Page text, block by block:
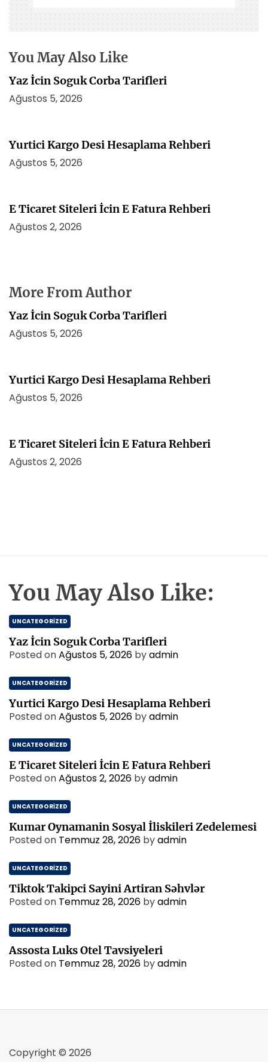
e
s
You May Also Like
Yaz İcin Soguk Corba Tarifleri
Ağustos 5, 2026
Yurtici Kargo Desi Hesaplama Rehberi
Ağustos 5, 2026
E Ticaret Siteleri İcin E Fatura Rehberi
Ağustos 2, 2026
More From Author
Yaz İcin Soguk Corba Tarifleri
Ağustos 5, 2026
Yurtici Kargo Desi Hesaplama Rehberi
Ağustos 5, 2026
E Ticaret Siteleri İcin E Fatura Rehberi
Ağustos 2, 2026
You May Also Like:
UNCATEGORIZED
Yaz İcin Soguk Corba Tarifleri
Posted onAğustos 5, 2026 byadmin
UNCATEGORIZED
Yurtici Kargo Desi Hesaplama Rehberi
Posted onAğustos 5, 2026 byadmin
UNCATEGORIZED
E Ticaret Siteleri İcin E Fatura Rehberi
Posted onAğustos 2, 2026 byadmin
UNCATEGORIZED
Kumar Oynamanin Sosyal İliskileri Zedelemesi
Posted on Temmuz 28, 2026 byadmin
UNCATEGORIZED
Tiktok Takipci Sayini Artiran Səhvlər
Posted on Temmuz 28, 2026 byadmin
UNCATEGORIZED
Assosta Luks Otel Tavsiyeleri
Posted on Temmuz 28, 2026 byadmin
Copyright © 2026